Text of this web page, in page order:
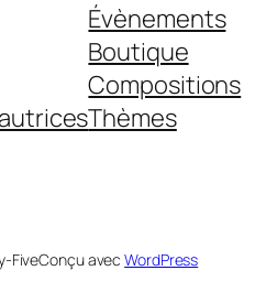
Évènements
Boutique
Compositions
Thèmes
FiveConçu avecWordPress